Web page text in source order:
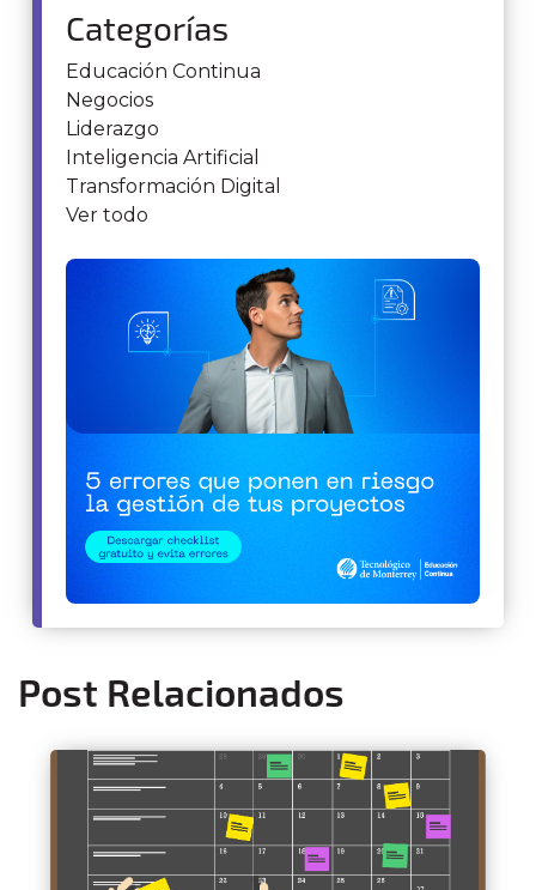
Categorías
Educación Continua
Negocios
Liderazgo
Inteligencia Artificial
Transformación Digital
Ver todo
Post Relacionados